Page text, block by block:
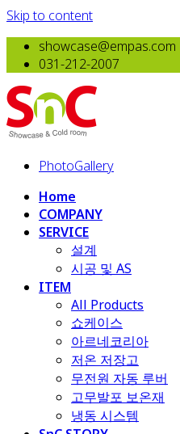
Skip to content
showcase@empas.com
031-212-2007
PhotoGallery
Home
COMPANY
SERVICE
설계
시공 및 AS
ITEM
All Products
​쇼케이스
아르네코리아
저온 저장고
무전원 자동 루버
고무발포 보온재
냉동 시스템